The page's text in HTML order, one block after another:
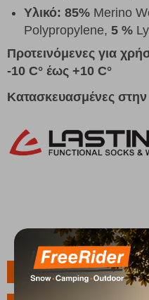
Υλικό: 85% Merino
Polypropylene, 5 %
Προτεινόμενες για
-10 C° έως +10 C°
Κατασκευασμένες στην
Πληροφορίες